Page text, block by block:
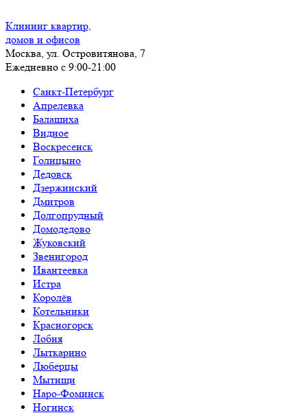
Клининг квартир,
домов и офисов
Москва, ул. Островитянова, 7
Ежедневно с 9:00-21:00
Санкт-Петербург
Апрелевка
Балашиха
Видное
Воскресенск
Голицыно
Дедовск
Дзержинский
Дмитров
Долгопрудный
Домодедово
Жуковский
Звенигород
Ивантеевка
Истра
Королёв
Котельники
Красногорск
Лобня
Лыткарино
Люберцы
Мытищи
Наро-Фоминск
Ногинск